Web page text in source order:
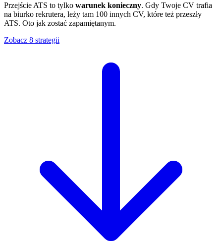
Przejście ATS to tylko warunek konieczny. Gdy Twoje CV trafia
na biurko rekrutera, leży tam 100 innych CV, które też przeszły
ATS. Oto jak zostać zapamiętanym.
Zobacz 8 strategii